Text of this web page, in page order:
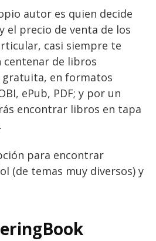
autor es quien decide
el precio de venta de los
casi siempre te
centenar de libros
en formatos
ePub, PDF; y por un
encontrar libros en tapa
para encontrar
(de temas muy diversos) y